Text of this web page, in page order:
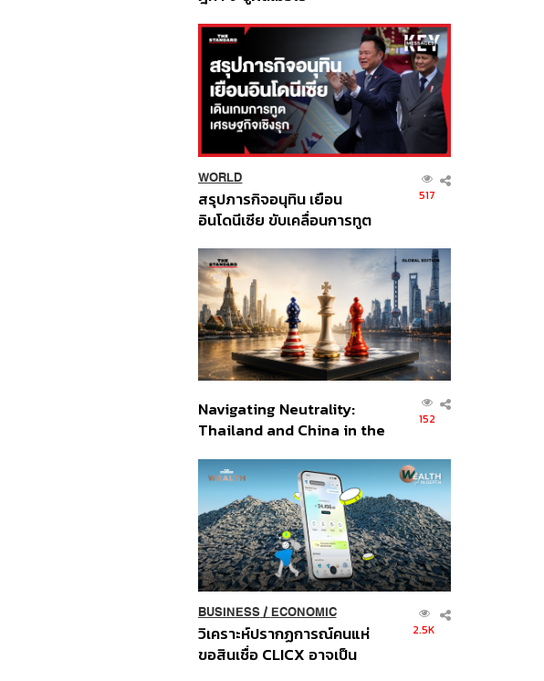
WORLD
สรุปภารกิจอนุทิน เยือน
อินโดนีเซีย ขับเคลื่อนการทูต
ส่วนยุทธศาสตร์ไทย –
อินโดนีเซีย
517
Navigating Neutrality:
Thailand and China in the
Order
152
BUSINESS/ ECONOMIC
วิเคราะห์ปรากฏการณ์คนแห่
ขอสินเชื่อ CLICX อาจเป็น
2.5K